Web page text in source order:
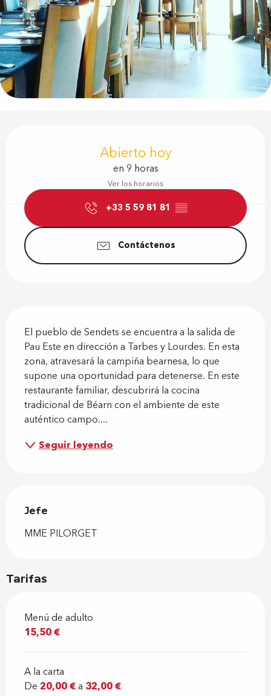
Abierto hoy
en 9 horas
Ver los horarios
+33 5 59 81 81 ▒▒
Contáctenos
El pueblo de Sendets se encuentra a la salida de
Pau Este en dirección a Tarbes y Lourdes. En esta
zona, atravesará la campiña bearnesa, lo que
supone una oportunidad para detenerse. En este
restaurante familiar, descubrirá la cocina
tradicional de Béarn con el ambiente de este
auténtico campo....
Seguir leyendo
Jefe
Jefe
MME PILORGET
Tarifas
Menú de adulto
15,50 €
A la carta
De 20,00 €a 32,00 €